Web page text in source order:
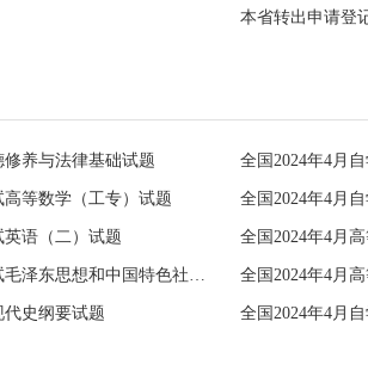
本省转出申请登
养与法律基础试题
等数学（工专）试题 全国2024年4月
英语（二）试题 全国2024年4月
全国2024年4月高等教育自学考试毛泽东思想和中国特色社会主义理论体系概论试题 全国2024年4月
代史纲要试题 全国2024年4月